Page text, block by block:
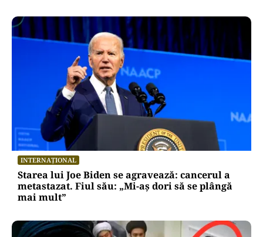
INTERNAȚIONAL
Starea lui Joe Biden se agravează: cancerul a
metastazat. Fiul său: „Mi-aș dori să se plângă
mai mult”